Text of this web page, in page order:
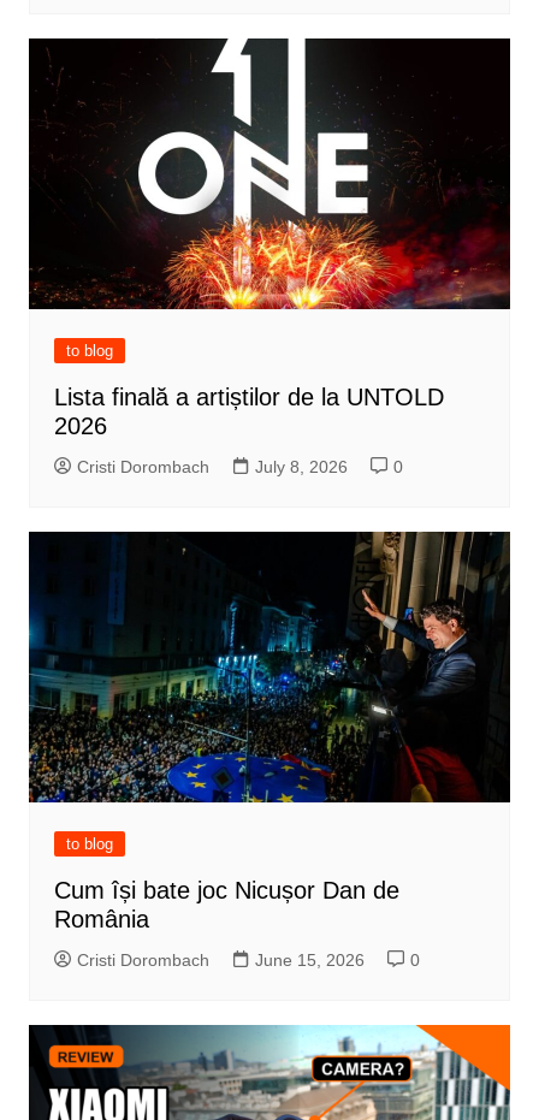
to blog
Lista finală a artiștilor de la UNTOLD
2026
Cristi Dorombach July 8, 2026 0
to blog
Cum își bate joc Nicușor Dan de
România
Cristi Dorombach June 15, 2026 0